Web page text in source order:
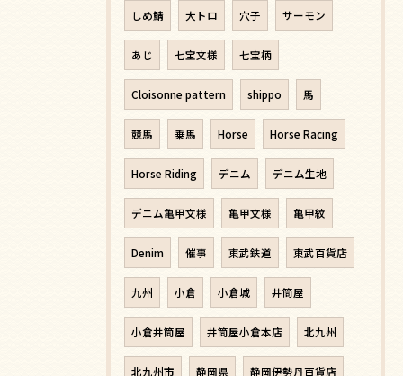
しめ鯖 大トロ 穴子 サーモン
あじ 七宝文様 七宝柄
Cloisonne pattern shippo 馬
競馬 乗馬 Horse Horse Racing
Horse Riding デニム デニム生地
デニム亀甲文様 亀甲文様 亀甲紋
Denim 催事 東武鉄道 東武百貨店
九州 小倉 小倉城 井筒屋
小倉井筒屋 井筒屋小倉本店 北九州
北九州市 静岡県 静岡伊勢丹百貨店